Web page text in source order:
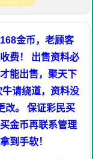
金币，老顾客
费！ 出售资料必
能出售，聚天下
请绕道，资料没
改。 保证彩民买
金币再联系管理
到手软！